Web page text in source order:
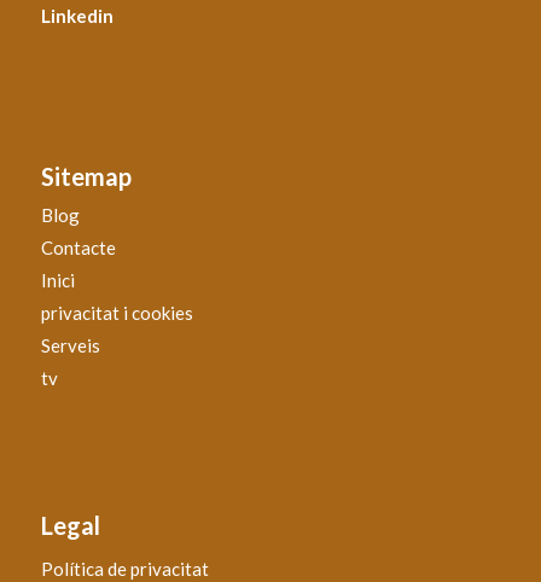
Linkedin
Sitemap
Blog
Contacte
Inici
privacitat i cookies
Serveis
tv
Legal
Política de privacitat